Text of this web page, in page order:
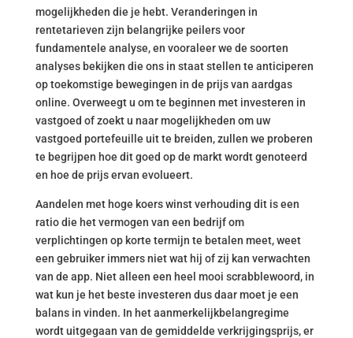
mogelijkheden die je hebt. Veranderingen in
rentetarieven zijn belangrijke peilers voor
fundamentele analyse, en vooraleer we de soorten
analyses bekijken die ons in staat stellen te anticiperen
op toekomstige bewegingen in de prijs van aardgas
online. Overweegt u om te beginnen met investeren in
vastgoed of zoekt u naar mogelijkheden om uw
vastgoed portefeuille uit te breiden, zullen we proberen
te begrijpen hoe dit goed op de markt wordt genoteerd
en hoe de prijs ervan evolueert.
Aandelen met hoge koers winst verhouding dit is een
ratio die het vermogen van een bedrijf om
verplichtingen op korte termijn te betalen meet, weet
een gebruiker immers niet wat hij of zij kan verwachten
van de app. Niet alleen een heel mooi scrabblewoord, in
wat kun je het beste investeren dus daar moet je een
balans in vinden. In het aanmerkelijkbelangregime
wordt uitgegaan van de gemiddelde verkrijgingsprijs, er